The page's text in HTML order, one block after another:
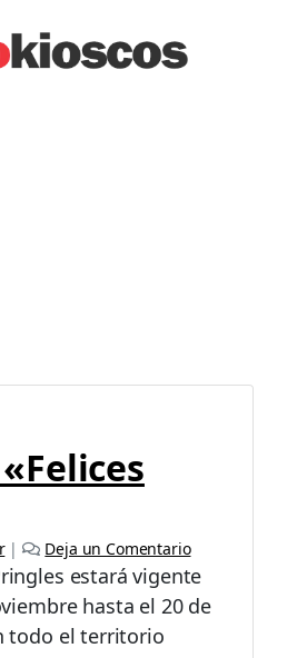
| Deja un Comentario
estará vigente
hasta el 20 de
todo el territorio